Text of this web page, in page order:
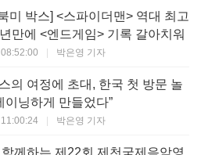
미 박스] <스파이더맨> 역대 최고
만에 <엔드게임> 기록 갈아치워
| 박은영 기자
의 여정에 초대, 한국 첫 방문 놀
이닝하게 만들었다”
| 박은영 기자
께하는 제22회 제천국제음악영